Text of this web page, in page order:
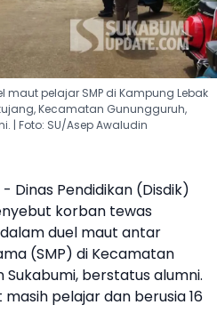
maut pelajar SMP di Kampung Lebak
Kecamatan Gunungguruh,
| Foto: SU/Asep Awaludin
- Dinas Pendidikan (Disdik)
korban tewas
duel maut antar
(SMP) di Kecamatan
berstatus alumni.
pelajar dan berusia 16